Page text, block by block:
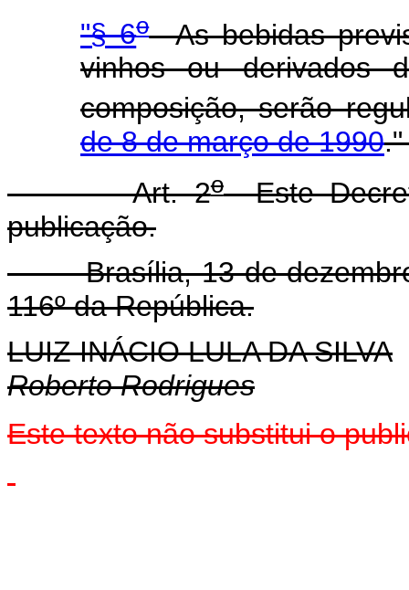
"§ 6oAs bebidas
vinhos ou
composição, serão
de 8 de março de 1990
Art. 2oEste
publicação.
Brasília, 13 de dezembro
116º da República.
LUIZ INÁCIO LULA DA SILVA
Roberto Rodrigues
Este texto não substitui o